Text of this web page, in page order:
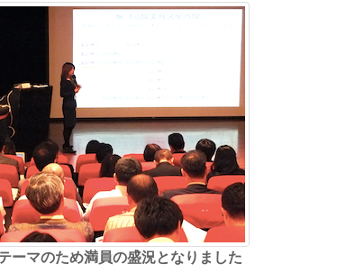
ーマのため満員の盛況となりました